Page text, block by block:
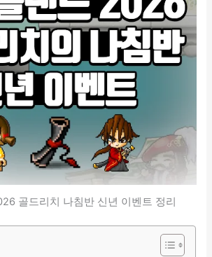
골드리치 나침반 신년 이벤트 정리